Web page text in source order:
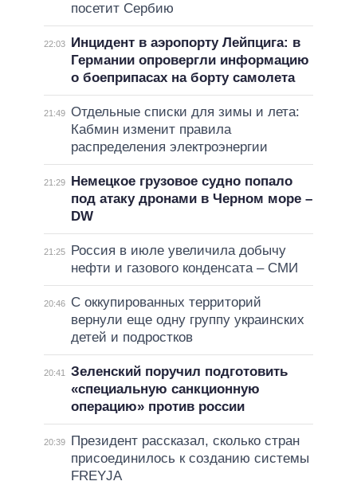
посетит Сербию
22:03
Инцидент в аэропорту Лейпцига: в
Германии опровергли информацию
о боеприпасах на борту самолета
21:49 Отдельные списки для зимы и лета:
Кабмин изменит правила
распределения электроэнергии
21:29
Немецкое грузовое судно попало
под атаку дронами в Черном море –
DW
21:25
Россия в июле увеличила добычу
нефти и газового конденсата – СМИ
20:46
С оккупированных территорий
вернули еще одну группу украинских
детей и подростков
20:41
Зеленский поручил подготовить
«специальную санкционную
операцию» против россии
20:39
Президент рассказал, сколько стран
присоединилось к созданию системы
FREYJA